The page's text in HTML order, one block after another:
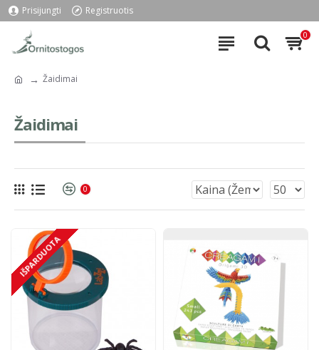
Prisijungti Registruotis
0
Žaidimai
Žaidimai
0
IŠPARDUOTA